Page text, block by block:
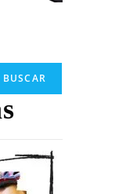
BUSCAR